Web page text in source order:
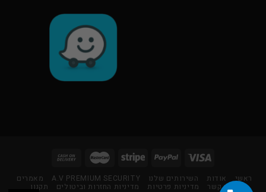
ראשי אודות השירותים שלנו A.V PREMIUM SECURITY מאמרים
צור קשר מדיניות פרטיות מדיניות החזרות וביטולים תקנון